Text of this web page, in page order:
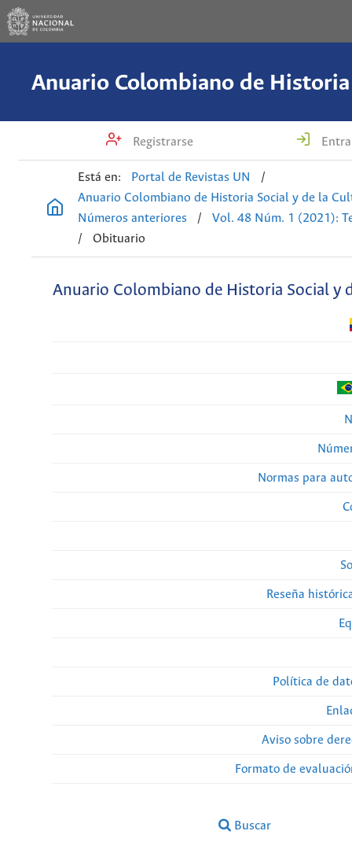
Registrarse
Está en: Portal de Revistas UN
/
Anuario Colombiano de Historia Social y de la
Números anteriores
/
Vol. 48 Núm. 1 (2021):
/
Obituario
Anuario Colombiano de Historia Social y
Normas para
Reseña
Política de
Aviso sobre
Formato de
Buscar